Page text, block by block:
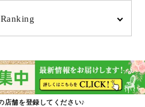
Ranking
店舗を登録してください♪